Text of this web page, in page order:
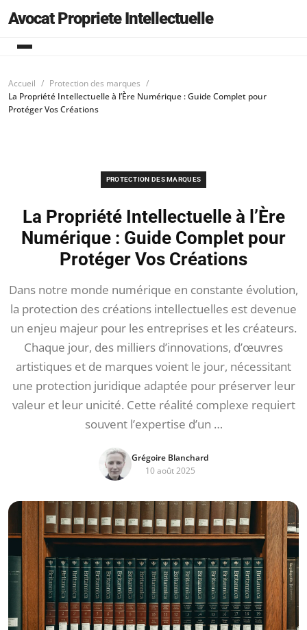
Avocat Propriete Intellectuelle
Accueil
Protection des marques
La Propriété Intellectuelle à l’Ère Numérique : Guide Complet pour
Protéger Vos Créations
PROTECTION DES MARQUES
La Propriété Intellectuelle à l’Ère
Numérique : Guide Complet pour
Protéger Vos Créations
Dans notre monde numérique en constante évolution,
la protection des créations intellectuelles est devenue
un enjeu majeur pour les entreprises et les créateurs.
Chaque jour, des milliers d’innovations, d’œuvres
artistiques et de marques voient le jour, nécessitant
une protection juridique adaptée pour préserver leur
valeur et leur unicité. Cette réalité complexe requiert
souvent l’expertise d’un …
Grégoire Blanchard
10 août 2025